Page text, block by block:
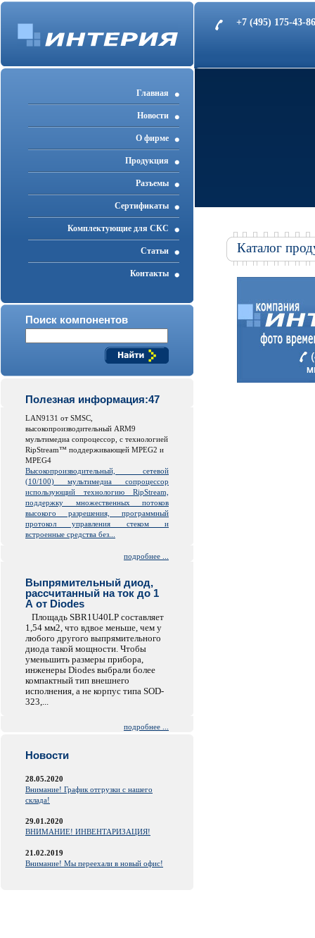
+7 (495) 175-43-
Главная
Новости
О фирме
Продукция
Разъемы
Cертификаты
Комплектующие для СКС
Статьи
Контакты
Поиск компонентов
Полезная информация:47
LAN9131 от SMSC,
высокопроизводительный ARM9
мультимедиа сопроцессор, с технологией
RipStream™ поддерживающей MPEG2 и
MPEG4
Высокопроизводительный, сетевой
(10/100) мультимедиа сопроцессор
использующий технологию RipStream,
поддержку множественных потоков
высокого разрешения, программный
протокол управления стеком и
встроенные средства без...
подробнее ...
Выпрямительный диод,
рассчитанный на ток до 1
А от Diodes
Площадь SBR1U40LP составляет
1,54 мм2, что вдвое меньше, чем у
любого другого выпрямительного
диода такой мощности. Чтобы
уменьшить размеры прибора,
инженеры Diodes выбрали более
компактный тип внешнего
исполнения, а не корпус типа SOD-
323,...
подробнее ...
Новости
28.05.2020
Внимание! График отгрузки с нашего
склада!
29.01.2020
ВНИМАНИЕ! ИНВЕНТАРИЗАЦИЯ!
21.02.2019
Внимание! Мы переехали в новый офис!
Каталог